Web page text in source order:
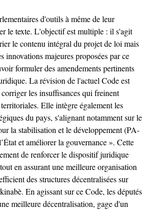
d'outils à même de leur
le texte. L'objectif est multiple : il s'agit
le contenu intégral du projet de loi mais
innovations majeures proposées par ce
formuler des amendements pertinents
‎La révision de l'actuel Code est
les insuffisances qui freinent
Elle intègre également les
du pays, s'alignant notamment sur le
la stabilisation et le développement (PA-
et améliorer la gouvernance ». ‎Cette
de renforcer le dispositif juridique
en assurant une meilleure organisation
des structures décentralisées sur
‎En agissant sur ce Code, les députés
meilleure décentralisation, gage d'un